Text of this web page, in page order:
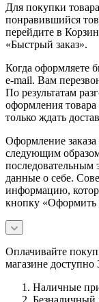
Для покупки
понравившийся
перейдите в
«Быстрый заказ».
Когда оформляете
e-mail. Вам
По результатам
оформления
только ждать
Оформление
следующим
последовательным
данные о себе.
информацию,
кнопку «Оформить
Оплачивайте
магазине доступно
Наличные
Безналичный